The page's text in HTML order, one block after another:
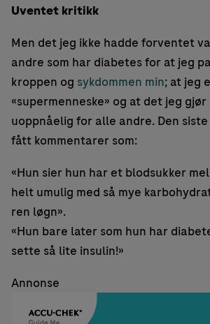
Uventet kritikk
Men det jeg ikke hadde forventet
andre som har diabetes for at jeg
kroppen og sykdommen min; at jeg
«supermenneske» og at det jeg
uoppnåelig for alle andre. Den
fått kommentarer som:
«Hun sier hun har et blodsukker
helt umulig med så mye
ren løgn».
«Hun bare later som hun har
sette så lite insulin!»
Annonse